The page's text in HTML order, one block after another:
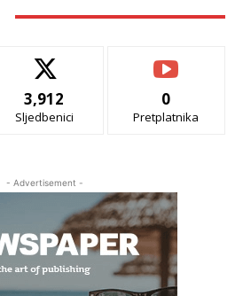
3,912
Sljedbenici
0
Pretplatnika
- Advertisement -